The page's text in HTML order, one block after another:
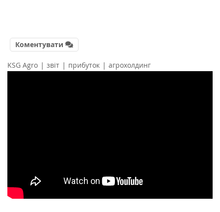
Коментувати
KSG Аgro | звіт | прибуток | агрохолдинг